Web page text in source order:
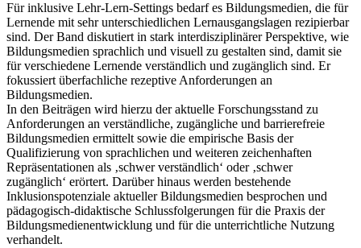
Für inklusive Lehr-Lern-Settings bedarf es Bildungsmedien, die für
Lernende mit sehr unterschiedlichen Lernausgangslagen rezipierbar
sind. Der Band diskutiert in stark interdisziplinärer Perspektive, wie
Bildungsmedien sprachlich und visuell zu gestalten sind, damit sie
für verschiedene Lernende verständlich und zugänglich sind. Er
fokussiert überfachliche rezeptive Anforderungen an
Bildungsmedien.
In den Beiträgen wird hierzu der aktuelle Forschungsstand zu
Anforderungen an verständliche, zugängliche und barrierefreie
Bildungsmedien ermittelt sowie die empirische Basis der
Qualifizierung von sprachlichen und weiteren zeichenhaften
Repräsentationen als ‚schwer verständlich‘ oder ‚schwer
zugänglich‘ erörtert. Darüber hinaus werden bestehende
Inklusionspotenziale aktueller Bildungsmedien besprochen und
pädagogisch-didaktische Schlussfolgerungen für die Praxis der
Bildungsmedienentwicklung und für die unterrichtliche Nutzung
verhandelt.